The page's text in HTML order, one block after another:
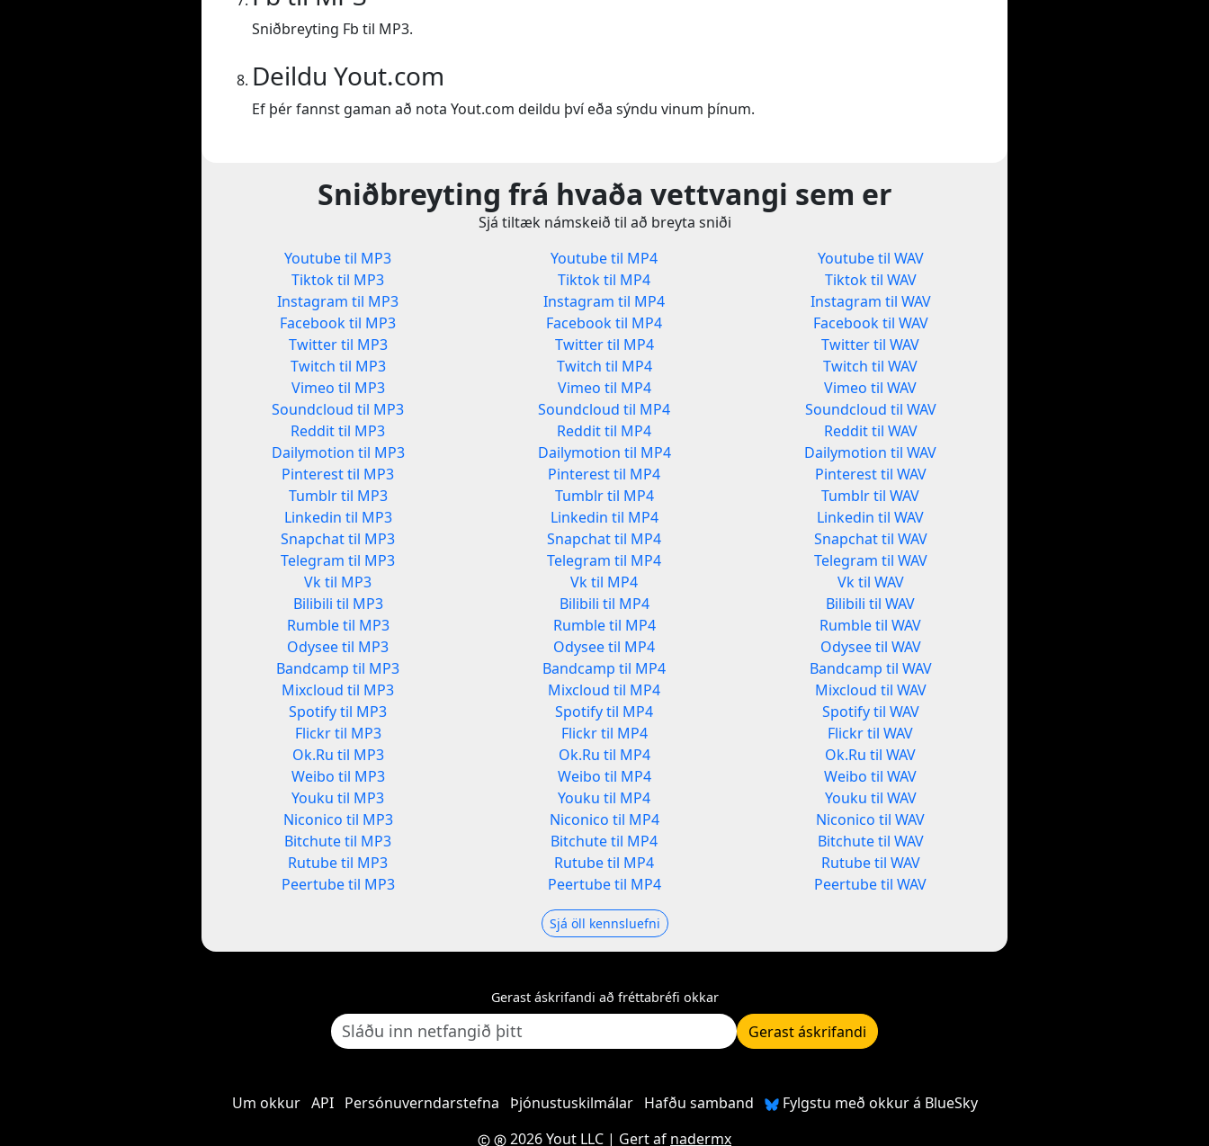
Sniðbreyting Fb til MP3.
Deildu Yout.com
Ef þér fannst gaman að nota Yout.com deildu því eða sýndu vinum þínum.
Sniðbreyting frá hvaða vettvangi sem er
Sjá tiltæk námskeið til að breyta sniði
Youtube til MP3
Tiktok til MP3
Instagram til MP3
Facebook til MP3
Twitter til MP3
Twitch til MP3
Vimeo til MP3
Soundcloud til MP3
Reddit til MP3
Dailymotion til MP3
Pinterest til MP3
Tumblr til MP3
Linkedin til MP3
Snapchat til MP3
Telegram til MP3
Vk til MP3
Bilibili til MP3
Rumble til MP3
Odysee til MP3
Bandcamp til MP3
Mixcloud til MP3
Spotify til MP3
Flickr til MP3
Ok.Ru til MP3
Weibo til MP3
Youku til MP3
Niconico til MP3
Bitchute til MP3
Rutube til MP3
Peertube til MP3
Youtube til MP4
Tiktok til MP4
Instagram til MP4
Facebook til MP4
Twitter til MP4
Twitch til MP4
Vimeo til MP4
Soundcloud til MP4
Reddit til MP4
Dailymotion til MP4
Pinterest til MP4
Tumblr til MP4
Linkedin til MP4
Snapchat til MP4
Telegram til MP4
Vk til MP4
Bilibili til MP4
Rumble til MP4
Odysee til MP4
Bandcamp til MP4
Mixcloud til MP4
Spotify til MP4
Flickr til MP4
Ok.Ru til MP4
Weibo til MP4
Youku til MP4
Niconico til MP4
Bitchute til MP4
Rutube til MP4
Peertube til MP4
Youtube til WAV
Tiktok til WAV
Instagram til WAV
Facebook til WAV
Twitter til WAV
Twitch til WAV
Vimeo til WAV
Soundcloud til WAV
Reddit til WAV
Dailymotion til WAV
Pinterest til WAV
Tumblr til WAV
Linkedin til WAV
Snapchat til WAV
Telegram til WAV
Vk til WAV
Bilibili til WAV
Rumble til WAV
Odysee til WAV
Bandcamp til WAV
Mixcloud til WAV
Spotify til WAV
Flickr til WAV
Ok.Ru til WAV
Weibo til WAV
Youku til WAV
Niconico til WAV
Bitchute til WAV
Rutube til WAV
Peertube til WAV
Sjá öll kennsluefni
Gerast áskrifandi að fréttabréfi okkar
Gerast áskrifandi
Um okkur API Persónuverndarstefna Þjónustuskilmálar Hafðu samband
Fylgstu með okkur á BlueSky
2026 Yout LLC | Gert af nadermx